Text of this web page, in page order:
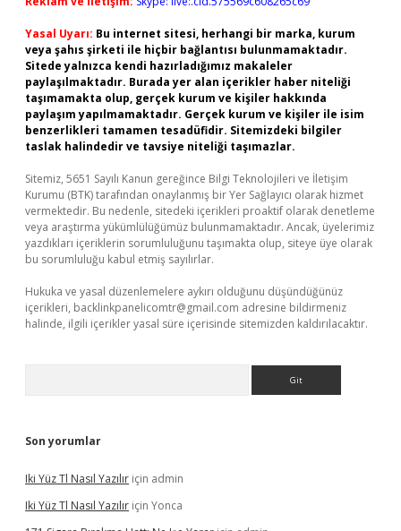
Yasal Uyarı: Bu internet sitesi, herhangi bir marka, kurum
veya şahıs şirketi ile hiçbir bağlantısı bulunmamaktadır.
Sitede yalnızca kendi hazırladığımız makaleler
paylaşılmaktadır. Burada yer alan içerikler haber niteliği
taşımamakta olup, gerçek kurum ve kişiler hakkında
paylaşım yapılmamaktadır. Gerçek kurum ve kişiler ile isim
benzerlikleri tamamen tesadüfidir. Sitemizdeki bilgiler
taslak halindedir ve tavsiye niteliği taşımazlar.
Sitemiz, 5651 Sayılı Kanun gereğince Bilgi Teknolojileri ve İletişim
Kurumu (BTK) tarafından onaylanmış bir Yer Sağlayıcı olarak hizmet
vermektedir. Bu nedenle, sitedeki içerikleri proaktif olarak denetleme
veya araştırma yükümlülüğümüz bulunmamaktadır. Ancak, üyelerimiz
yazdıkları içeriklerin sorumluluğunu taşımakta olup, siteye üye olarak
bu sorumluluğu kabul etmiş sayılırlar.
Hukuka ve yasal düzenlemelere aykırı olduğunu düşündüğünüz
içerikleri, backlinkpanelicomtr@gmail.com adresine bildirmeniz
halinde, ilgili içerikler yasal süre içerisinde sitemizden kaldırılacaktır.
Son yorumlar
Iki Yüz Tl Nasıl Yazılır için admin
Iki Yüz Tl Nasıl Yazılır için Yonca